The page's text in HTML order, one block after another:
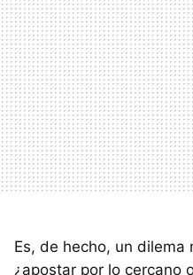
Es, de hecho, un dilema
¿apostar por lo cercano